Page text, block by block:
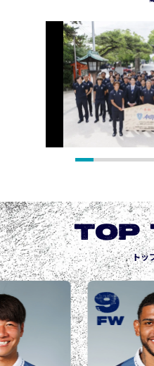
TOP
トッ
9
FW